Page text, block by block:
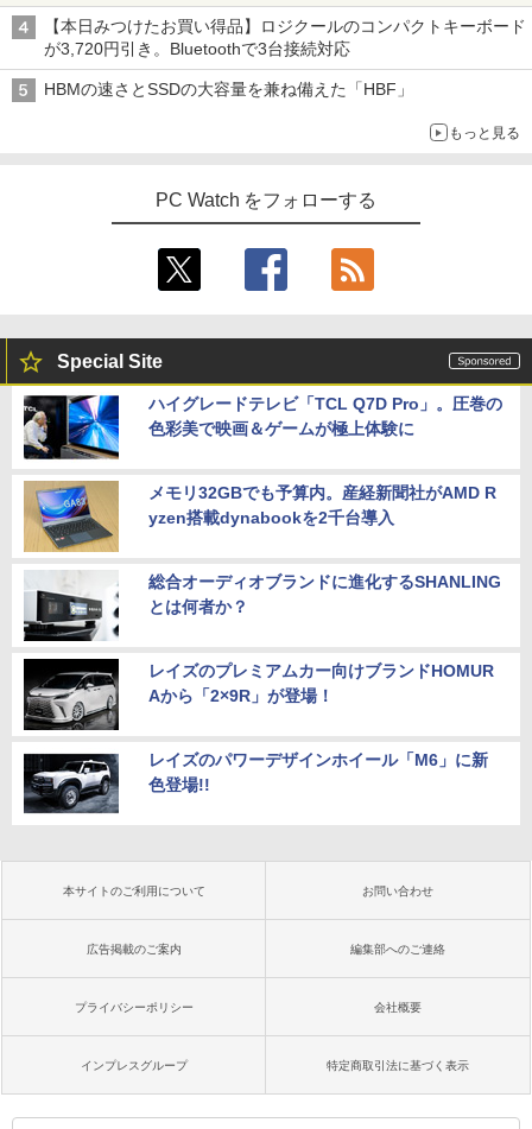
ベルレス 650mlPET×24本
￥810
ows11 DVDドライブ Bluetooth HDMI O
ffice付き 中古パソコン 中古ノートPC 整
備済み
￥14,555
H&B 搭載｜中古 ノートパソコン Windo
ws11 Office付｜スペック Core i5 第7世
キー DVDドライブ搭載 CD DVD 再生可
｜中古パソコン 中古ノートパソコン 中古
5
MS限定クーポンあり! 【Win11正式対
2GB 新品 SSD 256GB 高性能 第8世代 C
ore i5搭載 DVD 中古ノートパソコン Win
dows11 Pro 店長オススメ おまかせ 15.6
￥29,800
第8世代｜HP 中古デスクトップパソコン
Windows11 office付き｜メモリ8GB SS
D256GB HDD500GB｜ デスクトップ Mi
crosoft office 第8世代以降｜セット購入
可能｜デスクトップ 中古｜中古PC
デスクトップパソコン Windows11 Offic
Core i5-6500 i5 i7-14700F｜ SSD 256G
B～2TB｜メモリ 8～64GB DDR4/5｜ デ
5
eスポーツ入門 Geforce GT1030搭載！
Win11 Office 24型液晶 ゲーミングキー
ボード・マウス[8世代 Corei5 8GB SSD2
￥65,980
￥13,980
モニター 21.5インチ/23.8インチ/27イン
チ フルhd 高画質 100Hz VA ノングレア
ハイビジョン 21インチ 液晶モニター ア
イリスオーヤマ DT-JF *
￥11,980
【2026年最新改良版・高級金属製】【タ
ッチ選択】モバイルモニター 15.6インチ
タッチパネル ワイヤレス接続 電池内蔵
自立スタンド モバイルモニター スタンド
ゲーミングモニター 1080PフルHD 高画
￥14,580
ー＞ [雑誌]
￥1,689
￥2,750
【本日みつけたお買い得品】ロジクールのコンパクトキーボード
が3,720円引き。Bluetoothで3台接続対応
HBMの速さとSSDの大容量を兼ね備えた「HBF」
もっと見る
PC Watch をフォローする
Special Site
ハイグレードテレビ「TCL Q7D Pro」。圧巻の
色彩美で映画＆ゲームが極上体験に
メモリ32GBでも予算内。産経新聞社がAMD R
yzen搭載dynabookを2千台導入
総合オーディオブランドに進化するSHANLING
とは何者か？
レイズのプレミアムカー向けブランドHOMUR
Aから「2×9R」が登場！
レイズのパワーデザインホイール「M6」に新
色登場!!
本サイトのご利用について お問い合わせ
広告掲載のご案内 編集部へのご連絡
プライバシーポリシー 会社概要
インプレスグループ 特定商取引法に基づく表示